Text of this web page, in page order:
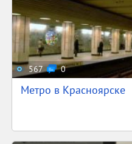
567 0
Метро в Красноярске